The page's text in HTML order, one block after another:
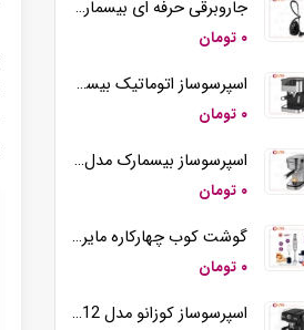
جاروبرقی حرفه ای بیسمارک مدل BM2109
۰ تومان
اسپرسوساز اتوماتیک بیسمارک مدل BM2290
۰ تومان
اسپرسوساز بیسمارک مدل BM2260
۰ تومان
گوشت کوب چهارکاره مایر مدل MR-194
۰ تومان
اسپرسوساز کوزانو مدل KM12